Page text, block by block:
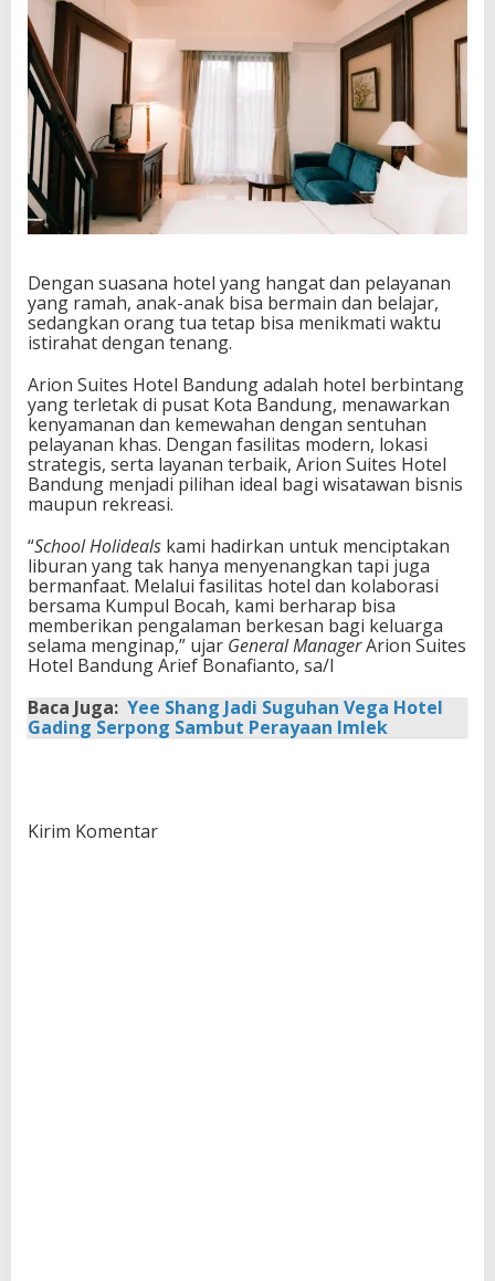
Dengan suasana hotel yang hangat dan pelayanan
yang ramah, anak-anak bisa bermain dan belajar,
sedangkan orang tua tetap bisa menikmati waktu
istirahat dengan tenang.
Arion Suites Hotel Bandung adalah hotel berbintang
yang terletak di pusat Kota Bandung, menawarkan
kenyamanan dan kemewahan dengan sentuhan
pelayanan khas. Dengan fasilitas modern, lokasi
strategis, serta layanan terbaik, Arion Suites Hotel
Bandung menjadi pilihan ideal bagi wisatawan bisnis
maupun rekreasi.
“School Holideals kami hadirkan untuk menciptakan
liburan yang tak hanya menyenangkan tapi juga
bermanfaat. Melalui fasilitas hotel dan kolaborasi
bersama Kumpul Bocah, kami berharap bisa
memberikan pengalaman berkesan bagi keluarga
selama menginap,” ujar General ManagerArion Suites
Hotel Bandung Arief Bonafianto, sa/I
Baca Juga: Yee Shang Jadi Suguhan Vega Hotel
Gading Serpong Sambut Perayaan Imlek
Kirim Komentar